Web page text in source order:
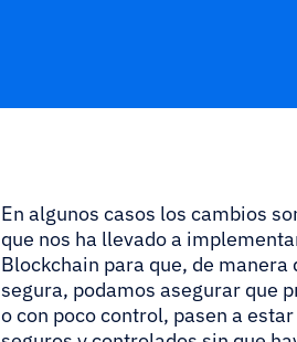
En algunos casos los cambios
que nos ha llevado a
Blockchain para que, de manera
segura, podamos asegurar que
o con poco control, pasen a